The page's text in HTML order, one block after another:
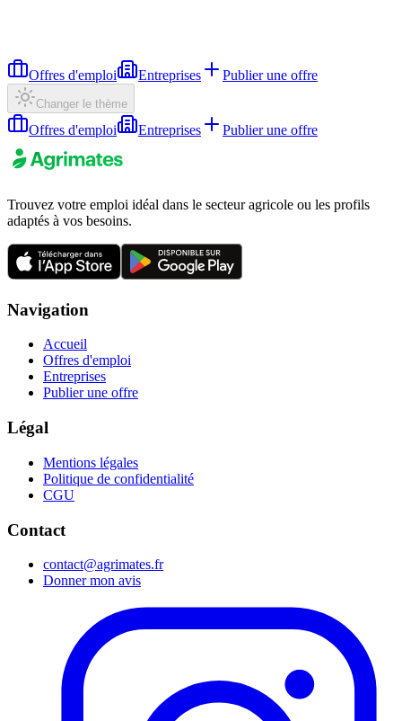
Offres d'emploi Entreprises Publier une offre
Changer le thème
Offres d'emploi Entreprises Publier une offre
Trouvez votre emploi idéal dans le secteur agricole ou les profils
adaptés à vos besoins.
Navigation
Accueil
Offres d'emploi
Entreprises
Publier une offre
Légal
Mentions légales
Politique de confidentialité
CGU
Contact
contact@agrimates.fr
Donner mon avis